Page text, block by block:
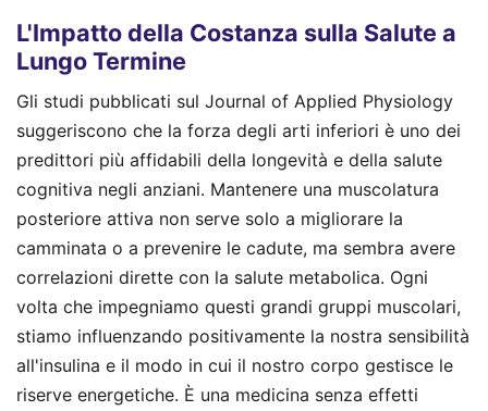
L'Impatto della Costanza sulla Salute a
Lungo Termine
Gli studi pubblicati sul Journal of Applied Physiology
suggeriscono che la forza degli arti inferiori è uno dei
predittori più affidabili della longevità e della salute
cognitiva negli anziani. Mantenere una muscolatura
posteriore attiva non serve solo a migliorare la
camminata o a prevenire le cadute, ma sembra avere
correlazioni dirette con la salute metabolica. Ogni
volta che impegniamo questi grandi gruppi muscolari,
stiamo influenzando positivamente la nostra sensibilità
all'insulina e il modo in cui il nostro corpo gestisce le
riserve energetiche. È una medicina senza effetti